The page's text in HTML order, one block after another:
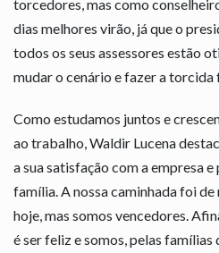
torcedores, mas como
dias melhores virão, já que o
todos os seus assessores estão
mudar o cenário e fazer a torcida
Como estudamos juntos e
ao trabalho, Waldir Lucena
a sua satisfação com a empresa
família. A nossa caminhada foi
hoje, mas somos vencedores.
é ser feliz e somos, pelas